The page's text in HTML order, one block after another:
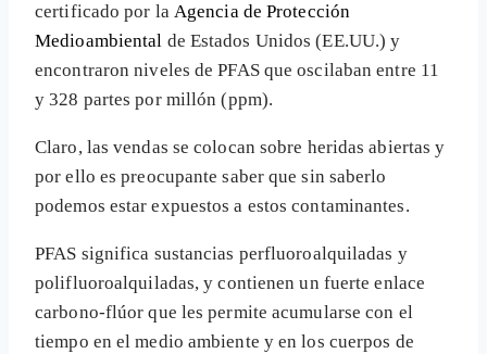
certificado por la Agencia de Protección
Medioambiental de Estados Unidos (EE.UU.) y
encontraron niveles de PFAS que oscilaban entre 11
y 328 partes por millón (ppm).
Claro, las vendas se colocan sobre heridas abiertas y
por ello es preocupante saber que sin saberlo
podemos estar expuestos a estos contaminantes.
PFAS significa sustancias perfluoroalquiladas y
polifluoroalquiladas, y contienen un fuerte enlace
carbono-flúor que les permite acumularse con el
tiempo en el medio ambiente y en los cuerpos de